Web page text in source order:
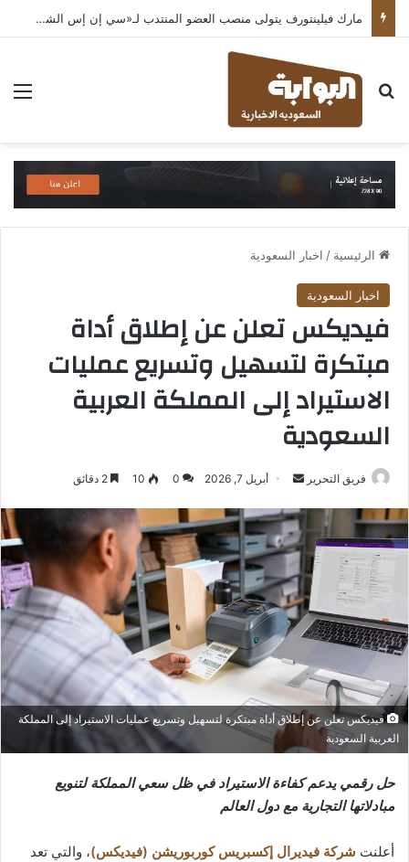
مارك فيلينتورف يتولى منصب العضو المنتدب لـ«سي إن إس الشرق الأوسط» ويشرف على شركات قطاع التكنولوجيا ضمن مجموعة غباش
بحث عن
الرئيسية / اخبار السعودية
اخبار السعودية
فيديكس تعلن عن إطلاق أداة
مبتكرة لتسهيل وتسريع عمليات
الاستيراد إلى المملكة العربية
السعودية
فريق التحرير
أرسل
إلكترونيا
أبريل 7, 2026 0
10
فيديكس تعلن عن إطلاق أداة مبتكرة لتسهيل وتسريع عمليات الاستيراد إلى المملكة
العربية السعودية
حل رقمي يدعم كفاءة الاستيراد في ظل سعي المملكة لتنويع
مبادلاتها التجارية مع دول العالم
أعلنت شركة فيديرال إكسبريس كوربوريشن (فيديكس)، والتي تعد